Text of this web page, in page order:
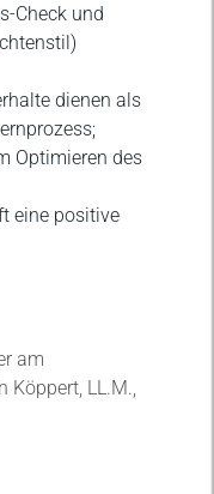
Check und
dienen als
Optimieren des
eine positive
am
LL.M.,